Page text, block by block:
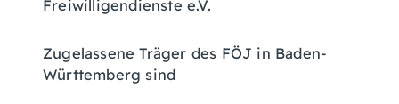
Freiwilligendienste e.V.
Zugelassene Träger des FÖJ in Baden-
Württemberg sind